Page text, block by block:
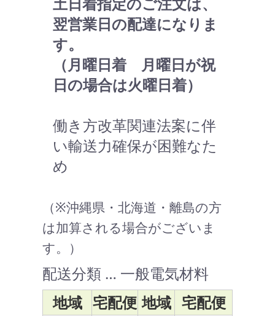
翌営業日の配達になりま
す。
（月曜日着 月曜日が祝
日の場合は火曜日着）
働き方改革関連法案に伴
い輸送力確保が困難なた
め
（※沖縄県・北海道・離島の方
は加算される場合がございま
す。）
配送分類 … 一般電気材料
地域 宅配便 地域 宅配便